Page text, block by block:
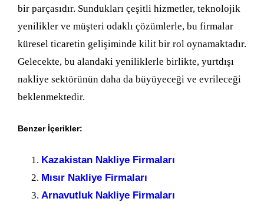
bir parçasıdır. Sundukları çeşitli hizmetler, teknolojik
yenilikler ve müşteri odaklı çözümlerle, bu firmalar
küresel ticaretin gelişiminde kilit bir rol oynamaktadır.
Gelecekte, bu alandaki yeniliklerle birlikte, yurtdışı
nakliye sektörünün daha da büyüyeceği ve evrileceği
beklenmektedir.
Benzer İçerikler:
Kazakistan Nakliye Firmaları
Mısır Nakliye Firmaları
Arnavutluk Nakliye Firmaları